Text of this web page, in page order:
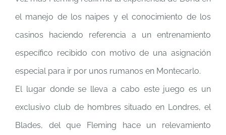
el manejo de los naipes y el conocimiento de los
casinos haciendo referencia a un entrenamiento
específico recibido con motivo de una asignación
especial para ir por unos rumanos en Montecarlo.
El lugar donde se lleva a cabo este juego es un
exclusivo club de hombres situado en Londres, el
Blades, del que Fleming hace un relevamiento